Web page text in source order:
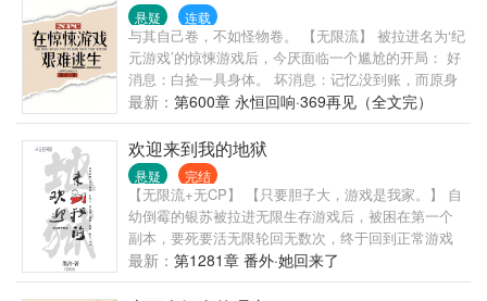
悬疑 连载
与其自己卷，不如怪物卷。 【无限流】 被拉进名为‘纪
元游戏’的惊悚游戏后，今厌面临一个尴尬的开局： 好
消息：白捡一具身体。 坏消息：记忆没到账，而原身
酷爱收破烂，穷得命悬一线且麻烦缠身。 残酷的生死
游戏。 通关者活。 穷得安详的今厌觉得活不活不是很
重要，重要的是游戏里的怪物们好像爱她爱得要死要
活，亟需她的关爱。 于是今厌做起了临终关怀师。
最新： 第600章 永恒回响·369再见（全文完）
欢迎来到我的地狱
悬疑 完结
【无限流+无CP】 【只要胆子大，游戏是我家。】 自
幼倒霉的银苏被拉进无限生存游戏后，被困在第一个
副本，要死要活无限轮回无数次，终于回到正常游戏
进程。 终于不用面对同一批怪物的银苏泪流满面，决
定好好和怪物们交朋友，再也不打他们了。 众人看着
最新： 第1281章 番外·她回来了